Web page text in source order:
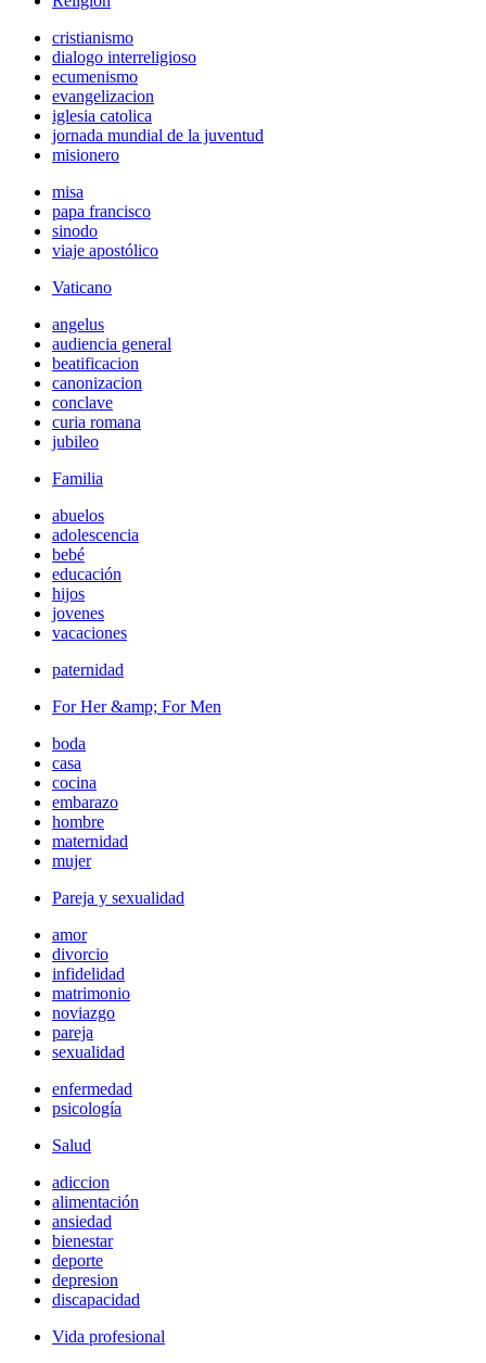
cristianismo
dialogo interreligioso
ecumenismo
evangelizacion
iglesia catolica
jornada mundial de la juventud
misionero
misa
papa francisco
sinodo
viaje apostólico
Vaticano
angelus
audiencia general
beatificacion
canonizacion
conclave
curia romana
jubileo
Familia
abuelos
adolescencia
bebé
educación
hijos
jovenes
vacaciones
paternidad
For Her &amp; For Men
boda
casa
cocina
embarazo
hombre
maternidad
mujer
Pareja y sexualidad
amor
divorcio
infidelidad
matrimonio
noviazgo
pareja
sexualidad
enfermedad
psicología
Salud
adiccion
alimentación
ansiedad
bienestar
deporte
depresion
discapacidad
Vida profesional